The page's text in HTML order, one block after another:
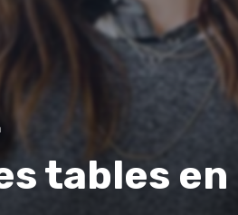
tables en